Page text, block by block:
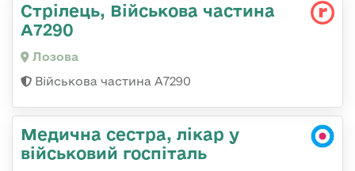
Стрілець, Військова частина
А7290
Лозова
Військова частина А7290
Медична сестра, лікар у
військовий госпіталь